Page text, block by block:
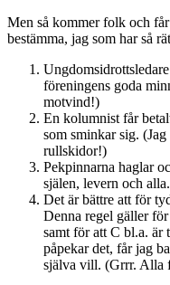
Men så kommer folk och
bestämma, jag som har så
föreningens goda
motvind!)
En kolumnist får
som sminkar sig.
rullskidor!)
Pekpinnarna haglar
själen, levern och
Det är bättre att för
Denna regel gäller
samt för att C bl.a. är
påpekar det, får jag
själva vill. (Grrr. Alla